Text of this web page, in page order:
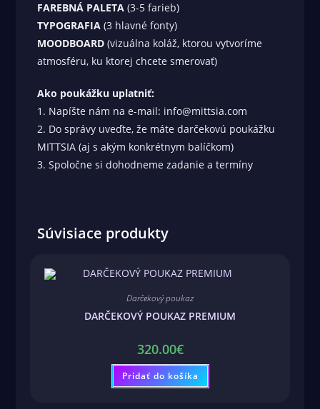
FAREBNÁ PALETA (3-5 farieb)
TYPOGRAFIA (3 hlavné fonty)
MOODBOARD (vizuálna koláž, ktorou vytvoríme
atmosféru, ku ktorej chcete smerovať)
Ako poukážku uplatniť:
1. Napíšte nám na e-mail: info@mittsia.com
2. Do správy uveďte, že máte darčekovú poukážku
MITTSIA (aj s akým konkrétnym balíčkom)
3. Spoločne si dohodneme zadanie a termíny
Súvisiace produkty
Darčekový poukaz
DARČEKOVÝ POUKAZ PREMIUM
320.00€
Pridať do košíka